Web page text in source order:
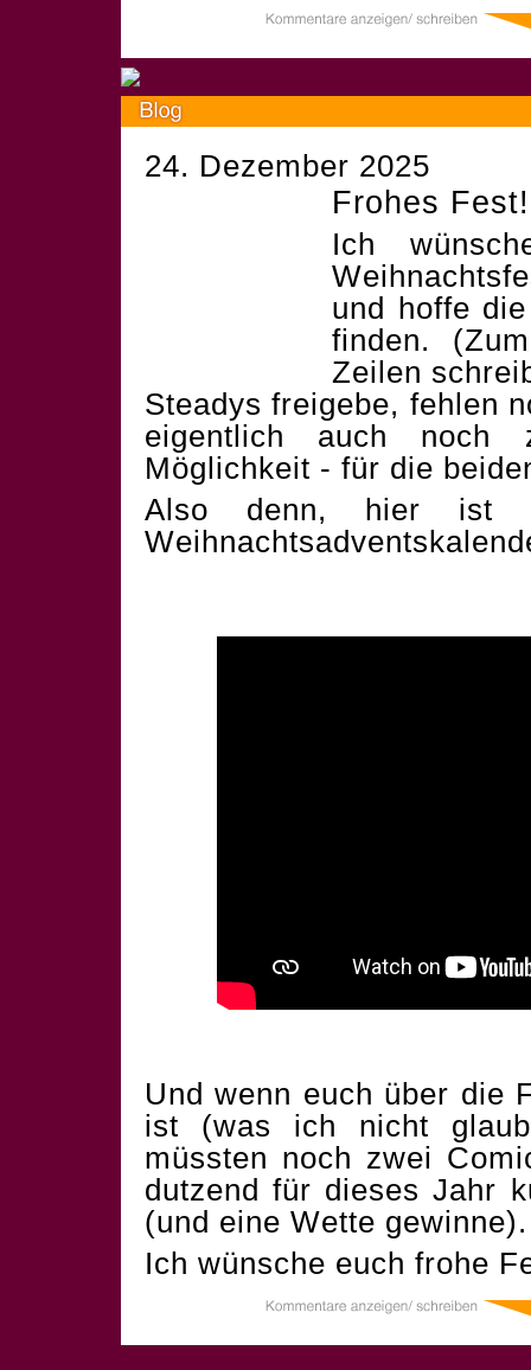
24. Dezember 2025
Frohes Fest!
Ich
und hoffe
finden.
Zeilen
Steadys freigebe, fehlen
eigentlich auch noch
Möglichkeit - für die
Also denn, hier ist
Und wenn euch über die
ist (was ich nicht
müssten noch zwei
dutzend für dieses Jahr
(und eine Wette
Ich wünsche euch frohe